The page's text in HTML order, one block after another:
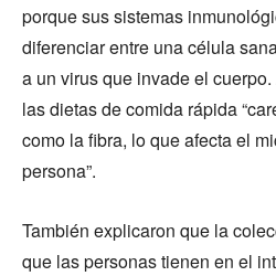
porque sus sistemas
diferenciar entre una célula
a un virus que invade el
las dietas de comida rápida
como la fibra, lo que afecta el
persona”.
También explicaron que la
que las personas tienen en el